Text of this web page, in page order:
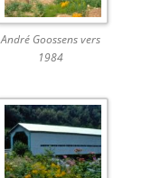
André Goossens vers
1984